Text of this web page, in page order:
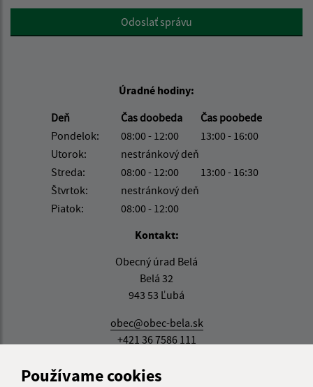
Používame cookies
Google reCaptcha ResponseOdoslať správu
Úradné hodiny:
Deň
Čas doobeda
Čas poobede
Pondelok:
08:00 - 12:00
13:00 - 16:00
Utorok:
nestránkový deň
Streda:
08:00 - 12:00
13:00 - 16:30
Štvrtok:
nestránkový deň
Piatok:
08:00 - 12:00
Kontakt:
Obecný úrad Belá
Belá 32
943 53 Ľubá
obec@obec-bela.sk
+421 36 7586 111
IČO: 00308781